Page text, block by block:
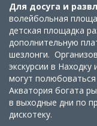
Для досуга и
волейбольная
детская площадка
дополнительную
шезлонги.
экскурсии в
могут полюбоваться
Акватория богата
в выходные дни по
дискотеку.